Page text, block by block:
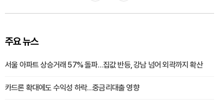
주요 뉴스
서울 아파트 상승거래 57% 돌파…집값 반등, 강남 넘어 외곽까지 확산
카드론 확대에도 수익성 하락…중금리대출 영향